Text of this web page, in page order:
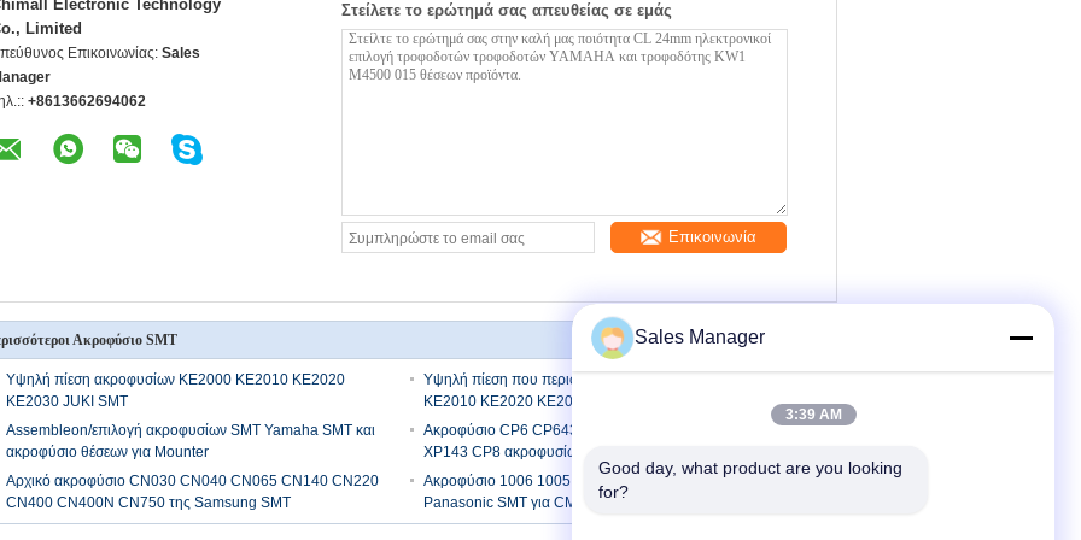
Electronic Technology
Limited
Επικοινωνίας: Sales
+8613662694062
Στείλετε το ερώτημά σας απευθείας σε εμάς
Επικοινωνία
Ακροφύσιο SMT
Υψηλή πίεση ακροφυσίων KE2000 KE2010 KE2020
KE2030 JUKI SMT
Υψηλή πίεση που περιστρέφεται το ακροφύσιο KE2000
KE2010 KE2020 KE2030 ακροφυσίων JUKI SMT
Assembleon/επιλογή ακροφυσίων SMT Yamaha SMT και
ακροφύσιο θέσεων για Mounter
Ακροφύσιο CP6 CP643ME3 CP65 CP7 XP141 XP142
XP143 CP8 ακροφυσίων SMT του Φούτζι Nxt
Αρχικό ακροφύσιο CN030 CN040 CN065 CN140 CN220
CN400 CN400N CN750 της Samsung SMT
Ακροφύσιο 1006 1005 230CS 235CS 240CS της
Panasonic SMT για CM402/CM602/NPM
Sales Manager
3:39 AM
Good day, what product are you looking
for?